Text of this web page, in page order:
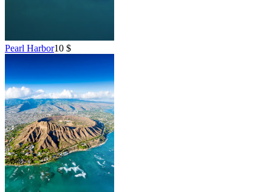
Pearl Harbor10 $